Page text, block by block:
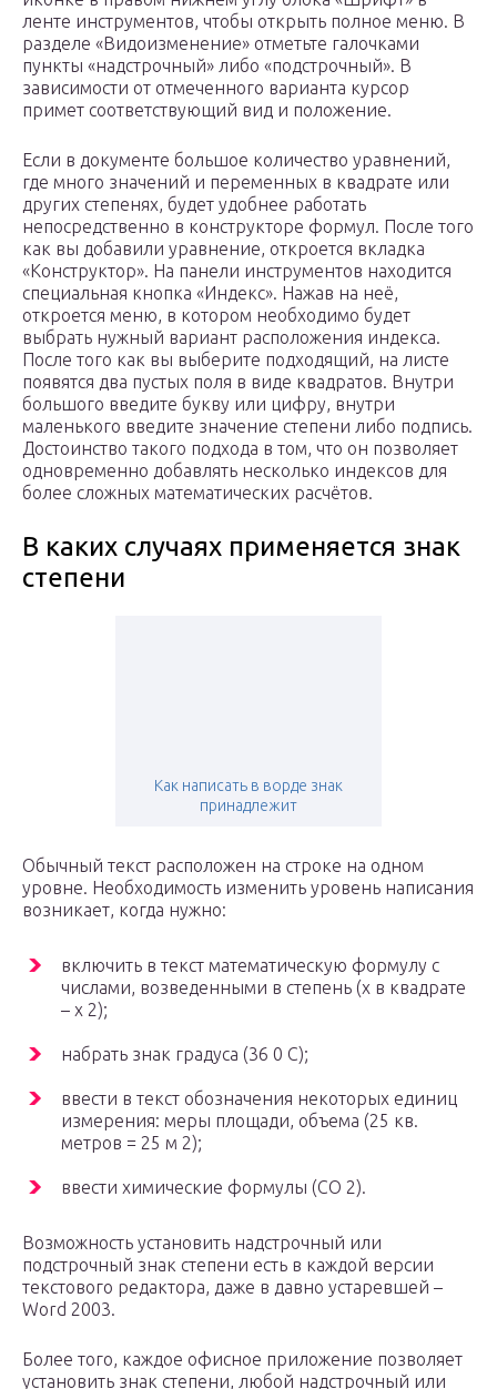
ленте инструментов, чтобы открыть полное меню. В
разделе «Видоизменение» отметьте галочками
пункты «надстрочный» либо «подстрочный». В
зависимости от отмеченного варианта курсор
примет соответствующий вид и положение.
Если в документе большое количество уравнений,
где много значений и переменных в квадрате или
других степенях, будет удобнее работать
непосредственно в конструкторе формул. После того
как вы добавили уравнение, откроется вкладка
«Конструктор». На панели инструментов находится
специальная кнопка «Индекс». Нажав на неё,
откроется меню, в котором необходимо будет
выбрать нужный вариант расположения индекса.
После того как вы выберите подходящий, на листе
появятся два пустых поля в виде квадратов. Внутри
большого введите букву или цифру, внутри
маленького введите значение степени либо подпись.
Достоинство такого подхода в том, что он позволяет
одновременно добавлять несколько индексов для
более сложных математических расчётов.
В каких случаях применяется знак
степени
Как написать в ворде знак
принадлежит
Обычный текст расположен на строке на одном
уровне. Необходимость изменить уровень написания
возникает, когда нужно:
включить в текст математическую формулу с
числами, возведенными в степень (х в квадрате
– х 2);
набрать знак градуса (36 0 С);
ввести в текст обозначения некоторых единиц
измерения: меры площади, объема (25 кв.
метров = 25 м 2);
ввести химические формулы (СО 2).
Возможность установить надстрочный или
подстрочный знак степени есть в каждой версии
текстового редактора, даже в давно устаревшей –
Word 2003.
Более того, каждое офисное приложение позволяет
установить знак степени, любой надстрочный или